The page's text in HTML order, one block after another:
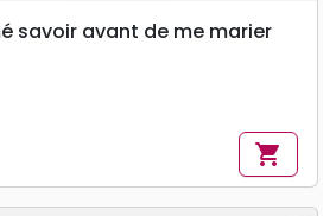
savoir avant de me marier
shopping_cart